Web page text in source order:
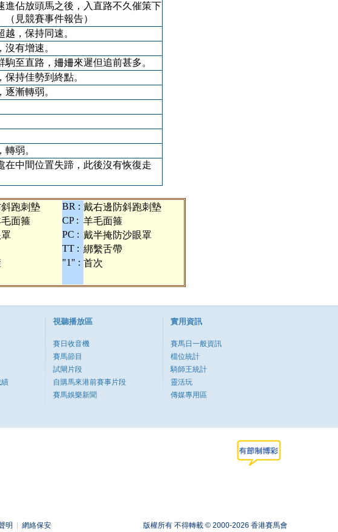
進佔放頭馬之後，入直路不久催策下
見競賽事件報告）
，保持同速。
有增速。
至直路，姍姍來遲但追前甚多。
持佳勢到終點。
漸轉弱。
弱。
在中間位置失蹄，此後沒有恢復走
跑刺墊 BR : 戴右邊防斜跑刺墊
面箍 CP : 羊毛面箍
PC : 戴半掩防沙眼罩
TT : 綁繫舌帶
"1" : 首次
視聽播放區
賽日收音機
賽馬節目
試閘片段
自購馬來港前賽事片段
賽馬娛樂新聞
實用資訊
賽馬日一般資訊
檔位統計
騎師王統計
靈活玩
傳媒專用區
明 網絡保安 版權所有 不得轉載 © 2000-2026 香港賽馬會